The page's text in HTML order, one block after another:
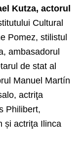
Kutza, actorul
Cultural
Pomez, stilistul
ambasadorul
de stat al
Manuel Martín
actriţa
Philibert,
și actriţa Ilinca